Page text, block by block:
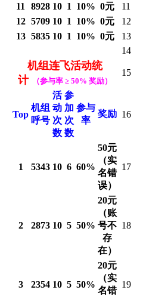
11
8928 10 1 10% 0元 11
12 5709 10 1 10% 0元 12
13 5835 10 1 10% 0元 13
14
机组连飞活动统
计
（参与率≥ 50% 奖励）
15
Top
机组
呼号
活
动
次
数
参
加
次
数
参与
率
奖励 16
1 5343 10 6 60%
50元
（实
名错
误）
17
2 2873 10 5 50%
20元
（账
号不
存
在）
18
3 2354 10 5 50%
20元
（实
名错
19